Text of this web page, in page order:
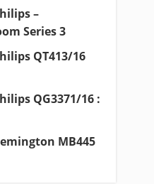
–
Series 3
QT413/16
QG3371/16 :
MB445